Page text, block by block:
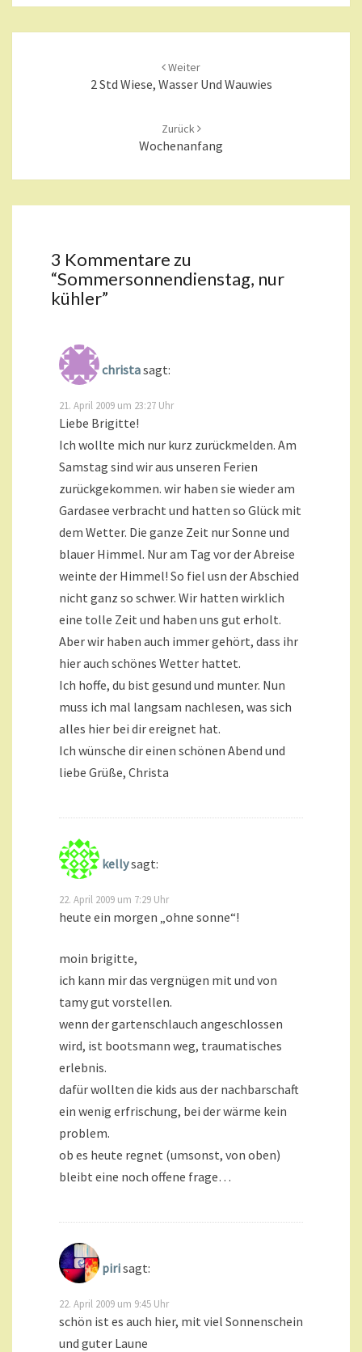
Weiter
2 Std Wiese, Wasser Und Wauwies
Zurück
Wochenanfang
3 Kommentare zu
“Sommersonnendienstag, nur
kühler”
christasagt:
21. April 2009 um 23:27 Uhr
Liebe Brigitte!
Ich wollte mich nur kurz zurückmelden. Am
Samstag sind wir aus unseren Ferien
zurückgekommen. wir haben sie wieder am
Gardasee verbracht und hatten so Glück mit
dem Wetter. Die ganze Zeit nur Sonne und
blauer Himmel. Nur am Tag vor der Abreise
weinte der Himmel! So fiel usn der Abschied
nicht ganz so schwer. Wir hatten wirklich
eine tolle Zeit und haben uns gut erholt.
Aber wir haben auch immer gehört, dass ihr
hier auch schönes Wetter hattet.
Ich hoffe, du bist gesund und munter. Nun
muss ich mal langsam nachlesen, was sich
alles hier bei dir ereignet hat.
Ich wünsche dir einen schönen Abend und
liebe Grüße, Christa
kellysagt:
22. April 2009 um 7:29 Uhr
heute ein morgen „ohne sonne“!
moin brigitte,
ich kann mir das vergnügen mit und von
tamy gut vorstellen.
wenn der gartenschlauch angeschlossen
wird, ist bootsmann weg, traumatisches
erlebnis.
dafür wollten die kids aus der nachbarschaft
ein wenig erfrischung, bei der wärme kein
problem.
ob es heute regnet (umsonst, von oben)
bleibt eine noch offene frage…
pirisagt:
22. April 2009 um 9:45 Uhr
schön ist es auch hier, mit viel Sonnenschein
und guter Laune